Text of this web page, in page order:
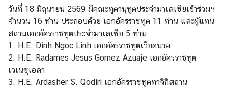
ง
า
น
ก
ง
สุ
ล
วันที่ 18 มิถุนายน 2569 มีคณะทูตานุทูตประจำมาเลเซียเข้าร่วมฯ
จำนวน 16 ท่าน ประกอบด้วย เอกอัครราชทูต 11 ท่าน และผู้แทน
สถานเอกอัครราชทูตประจำมาเลเซีย 5 ท่าน
1. H.E. Dinh Ngoc Linh เอกอัครราชทูตเวียดนาม
2. H.E. Radames Jesus Gomez Azuaje เอกอัครราชทูต
เวเนซุเอลา
3. H.E. Ardasher S. Qodiri เอกอัครราชทูตทาจิกิสถาน